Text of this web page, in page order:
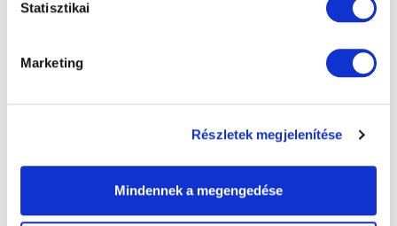
Statisztikai
Marketing
Részletek megjelenítése
Mindennek a megengedése
Valóban elkerülhetetlen a műlencse beültetése?
A hajam megmoshatom, ill. befesthetem e a